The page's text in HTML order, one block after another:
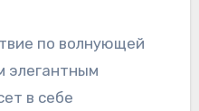
по волнующей
элегантным
в себе